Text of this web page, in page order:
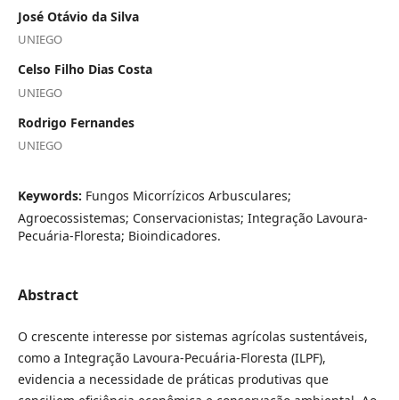
José Otávio da Silva
UNIEGO
Celso Filho Dias Costa
UNIEGO
Rodrigo Fernandes
UNIEGO
Keywords: Fungos Micorrízicos Arbusculares;
Agroecossistemas; Conservacionistas; Integração Lavoura-
Pecuária-Floresta; Bioindicadores.
Abstract
O crescente interesse por sistemas agrícolas sustentáveis,
como a Integração Lavoura-Pecuária-Floresta (ILPF),
evidencia a necessidade de práticas produtivas que